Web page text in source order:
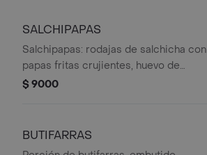
SALCHIPAPAS
Salchipapas: rodajas de salchicha con
papas fritas crujientes, huevo de
codorniz y salsa.
$ 9000
BUTIFARRAS